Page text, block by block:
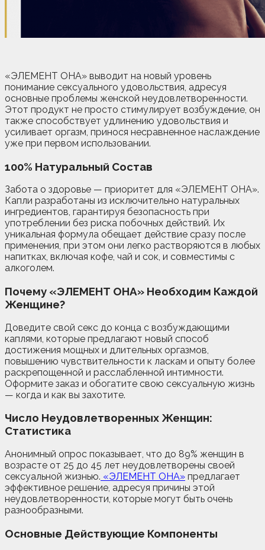
«ЭЛЕМЕНТ ОНА» выводит на новый уровень
понимание сексуального удовольствия, адресуя
основные проблемы женской неудовлетворенности.
Этот продукт не просто стимулирует возбуждение, он
также способствует удлинению удовольствия и
усиливает оргазм, принося несравненное наслаждение
уже при первом использовании.
100% Натуральный Состав
Забота о здоровье — приоритет для «ЭЛЕМЕНТ ОНА».
Капли разработаны из исключительно натуральных
ингредиентов, гарантируя безопасность при
употреблении без риска побочных действий. Их
уникальная формула обещает действие сразу после
применения, при этом они легко растворяются в любых
напитках, включая кофе, чай и сок, и совместимы с
алкоголем.
Почему «ЭЛЕМЕНТ ОНА» Необходим Каждой
Женщине?
Доведите свой секс до конца с возбуждающими
каплями, которые предлагают новый способ
достижения мощных и длительных оргазмов,
повышению чувствительности к ласкам и опыту более
раскрепощенной и расслабленной интимности.
Оформите заказ и обогатите свою сексуальную жизнь
— когда и как вы захотите.
Число Неудовлетворенных Женщин:
Статистика
Анонимный опрос показывает, что до 89% женщин в
возрасте от 25 до 45 лет неудовлетворены своей
сексуальной жизнью. «ЭЛЕМЕНТ ОНА» предлагает
эффективное решение, адресуя причины этой
неудовлетворенности, которые могут быть очень
разнообразными.
Основные Действующие Компоненты